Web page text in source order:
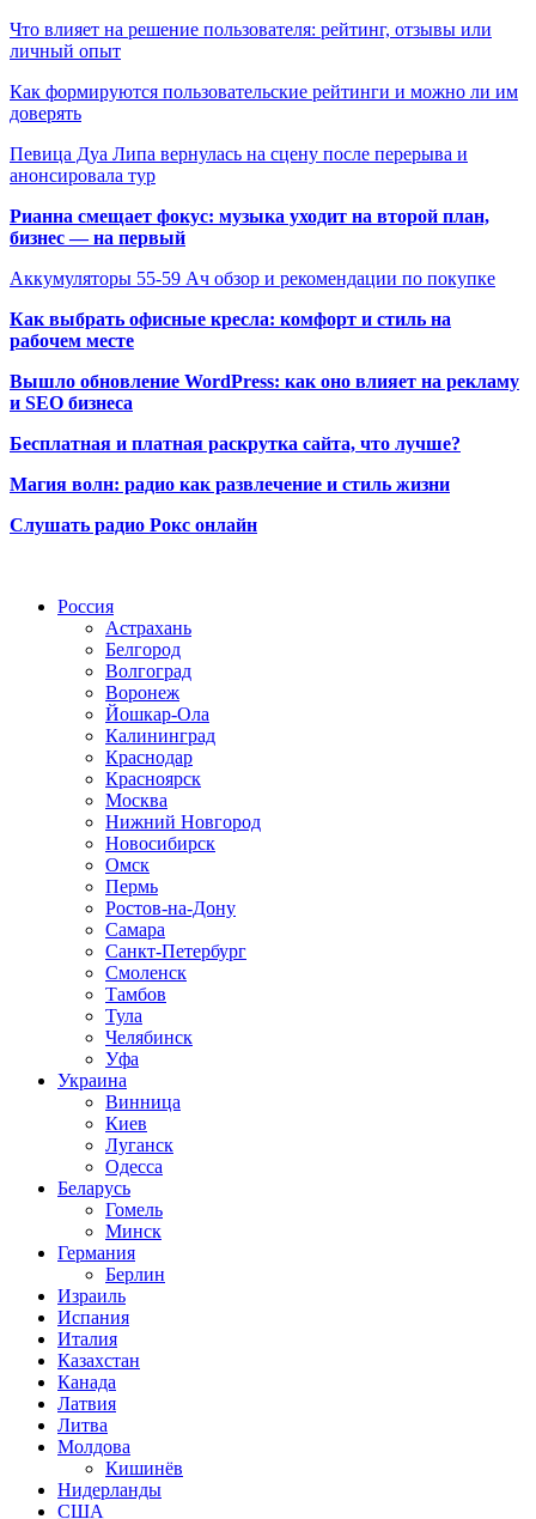
Что влияет на решение пользователя: рейтинг, отзывы или
личный опыт
Как формируются пользовательские рейтинги и можно ли им
доверять
Певица Дуа Липа вернулась на сцену после перерыва и
анонсировала тур
Рианна смещает фокус: музыка уходит на второй план,
бизнес — на первый
Аккумуляторы 55-59 Ач обзор и рекомендации по покупке
Как выбрать офисные кресла: комфорт и стиль на
рабочем месте
Вышло обновление WordPress: как оно влияет на рекламу
и SEO бизнеса
Бесплатная и платная раскрутка сайта, что лучше?
Магия волн: радио как развлечение и стиль жизни
Слушать радио Рокс онлайн
Россия
Астрахань
Белгород
Волгоград
Воронеж
Йошкар-Ола
Калининград
Краснодар
Красноярск
Москва
Нижний Новгород
Новосибирск
Омск
Пермь
Ростов-на-Дону
Самара
Санкт-Петербург
Смоленск
Тамбов
Тула
Челябинск
Уфа
Украина
Винница
Киев
Луганск
Одесса
Беларусь
Гомель
Минск
Германия
Берлин
Израиль
Испания
Италия
Казахстан
Канада
Латвия
Литва
Молдова
Кишинёв
Нидерланды
США